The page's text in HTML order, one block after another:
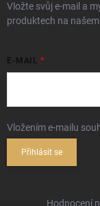
Vložte svůj e-mail a
produktech na
E-MAIL
Vložením e-mailu
Přihlásit se
Hodnocení